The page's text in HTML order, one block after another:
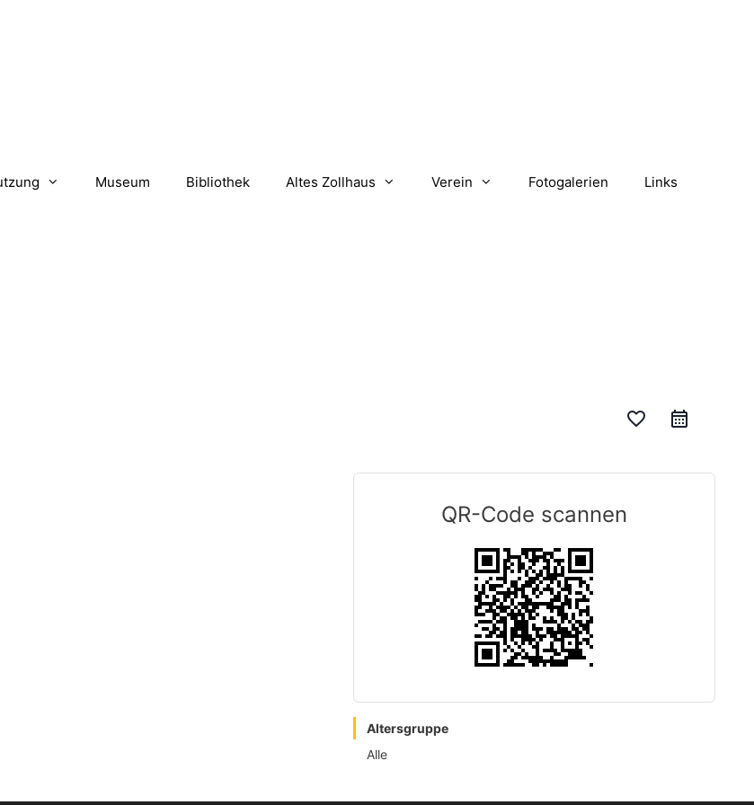
Museum Bibliothek Altes Zollhaus Verein Fotogalerien Links
favorite_border
QR-Code scannen
Altersgruppe
Alle